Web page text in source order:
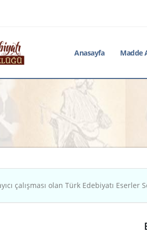
Anasayfa Madde
çalışması olan Türk Edebiyatı Eserler